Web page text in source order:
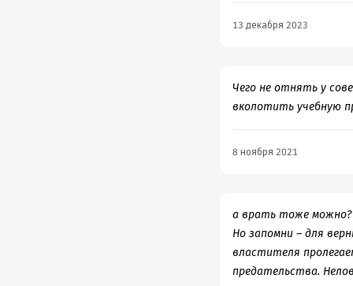
13 декабря 2023
Чего не отнять у
вколотить учебную
8 ноября 2021
а врать тоже можно?
Но запомни – для
властителя
предательства.